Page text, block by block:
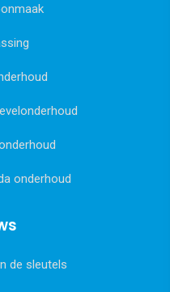
onderhoud
de sleutels